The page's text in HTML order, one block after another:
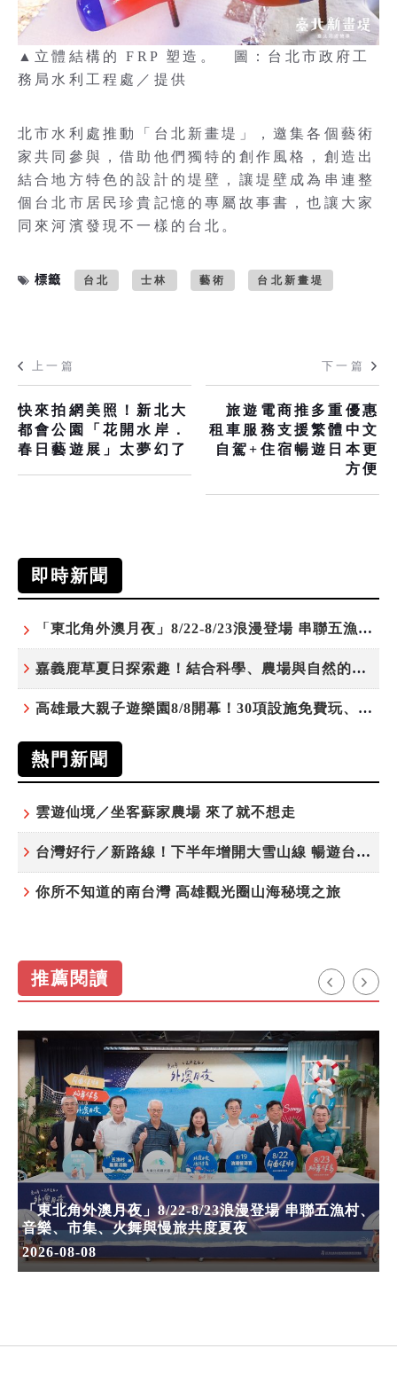
▲立體結構的 FRP 塑造。 圖：台北市政府工
務局水利工程處／提供
北市水利處推動「台北新畫堤」，邀集各個藝術
家共同參與，借助他們獨特的創作風格，創造出
結合地方特色的設計的堤壁，讓堤壁成為串連整
個台北市居民珍貴記憶的專屬故事書，也讓大家
同來河濱發現不一樣的台北。
標籤 台北 士林 藝術 台北新畫堤
上一篇
快來拍網美照！新北大
都會公園「花開水岸．
春日藝遊展」太夢幻了
下一篇
旅遊電商推多重優惠
租車服務支援繁體中文
自駕+住宿暢遊日本更
方便
即時新聞
「東北角外澳月夜」8/22-8/23浪漫登場 串聯五漁村、音樂、市集、火舞與慢旅共度夏夜
嘉義鹿草夏日探索趣！結合科學、農場與自然的親子小旅行
高雄最大親子遊樂園8/8開幕！30項設施免費玩、YOYO家族嗨翻暑假
熱門新聞
雲遊仙境／坐客蘇家農場 來了就不想走
台灣好行／新路線！下半年增開大雪山線 暢遊台中更便利
你所不知道的南台灣 高雄觀光圈山海秘境之旅
推薦閱讀
「東北角外澳月夜」8/22-8/23浪漫登場 串聯五漁村、
音樂、市集、火舞與慢旅共度夏夜
2026-08-08